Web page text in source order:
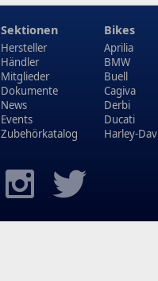
Sektionen
Hersteller
Händler
Mitglieder
Dokumente
News
Events
Zubehörkatalog
Bikes
Aprilia
BMW
Buell
Cagiva
Derbi
Ducati
Harley-